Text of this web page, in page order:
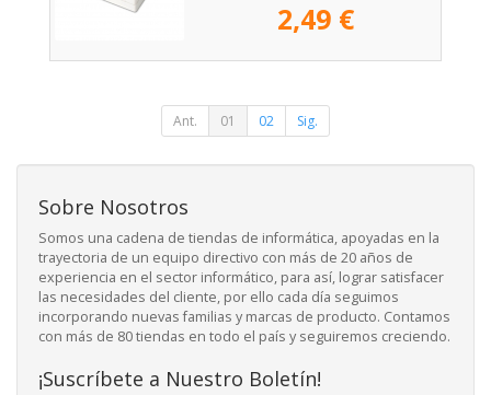
2,49 €
Ant. 01 02 Sig.
Sobre Nosotros
Somos una cadena de tiendas de informática, apoyadas en la
trayectoria de un equipo directivo con más de 20 años de
experiencia en el sector informático, para así, lograr satisfacer
las necesidades del cliente, por ello cada día seguimos
incorporando nuevas familias y marcas de producto. Contamos
con más de 80 tiendas en todo el país y seguiremos creciendo.
¡Suscríbete a Nuestro Boletín!